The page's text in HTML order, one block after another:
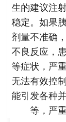
生的建议注
稳定。如果
剂量不准确
不良反应，
等症状，严
无法有效控
能引发各种
等，严